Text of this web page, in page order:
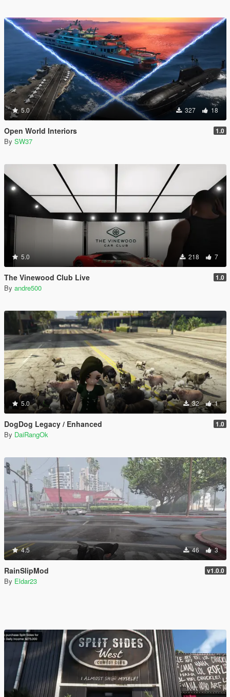
5.0 327 18
Open World Interiors 1.0
By SW37
5.0 218 7
The Vinewood Club Live 1.0
By andre500
5.0 32 1
DogDog Legacy / Enhanced 1.0
By DaiRangOk
4.5 46 3
RainSlipMod v1.0.0
By Eldar23